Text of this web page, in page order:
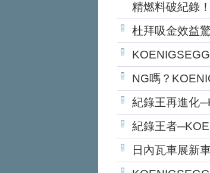
精燃料破紀錄！
杜拜吸金效益
NG嗎？
紀錄王再進化
紀錄王者
日內瓦車展新